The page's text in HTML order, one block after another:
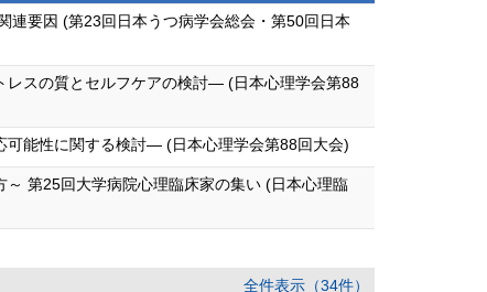
連要因 (第23回日本うつ病学会総会・第50回日本
レスの質とセルフケアの検討― (日本心理学会第88
可能性に関する検討― (日本心理学会第88回大会)
第25回大学病院心理臨床家の集い (日本心理臨
全件表示（34件）